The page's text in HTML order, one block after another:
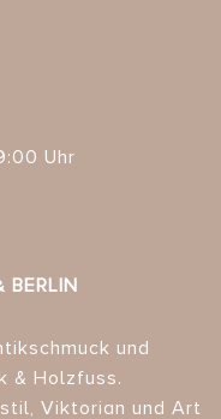
Uhr
BERLIN
und
& Holzfuss.
Viktorian und Art